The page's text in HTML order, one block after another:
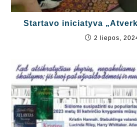
Startavo iniciatyva
2 liepos,